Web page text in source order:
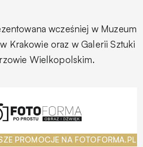
wcześniej w Muzeum
Krakowie oraz w Galerii Sztuki
Wielkopolskim.
PROMOCJE NA FOTOFORMA.PL